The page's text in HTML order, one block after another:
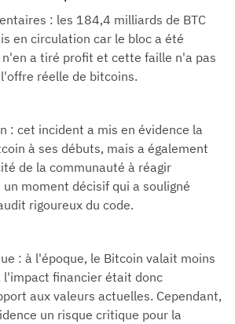
: les 184,4 milliards de BTC
en circulation car le bloc a été
n'en a tiré profit et cette faille n'a pas
réelle de bitcoins.
: cet incident a mis en évidence la
à ses débuts, mais a également
de la communauté à réagir
moment décisif qui a souligné
rigoureux du code.
: à l'époque, le Bitcoin valait moins
l'impact financier était donc
aux valeurs actuelles. Cependant,
un risque critique pour la